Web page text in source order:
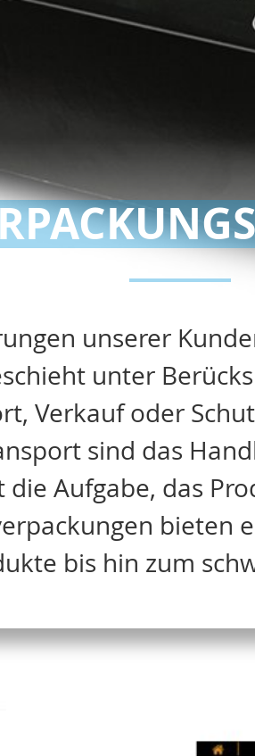
unserer
unter
Verkauf oder
sind das
die Aufgabe, das
bieten
bis hin zum